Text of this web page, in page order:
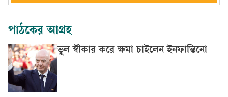
পাঠকের আগ্রহ
ভুল স্বীকার করে ক্ষমা চাইলেন ইনফান্তিনো